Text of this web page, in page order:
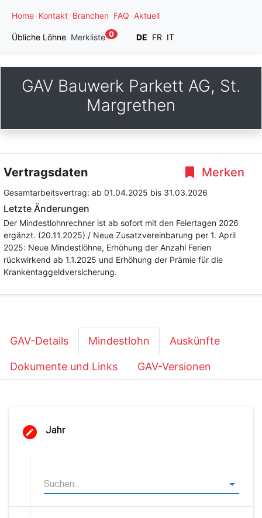
Home Kontakt Branchen FAQ Aktuell
Übliche Löhne Merkliste 0 DE FR IT
GAV Bauwerk Parkett AG, St.
Margrethen
Merken
Vertragsdaten
Gesamtarbeitsvertrag: ab 01.04.2025 bis 31.03.2026
Letzte Änderungen
Der Mindestlohnrechner ist ab sofort mit den Feiertagen 2026
ergänzt. (20.11.2025) / Neue Zusatzvereinbarung per 1. April
2025: Neue Mindestlöhne, Erhöhung der Anzahl Ferien
rückwirkend ab 1.1.2025 und Erhöhung der Prämie für die
Krankentaggeldversicherung.
GAV-Details Mindestlohn Auskünfte
Dokumente und Links GAV-Versionen
Jahr